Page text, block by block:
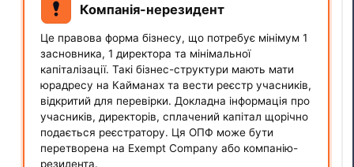
Компанія-нерезидент
Це правова форма бізнесу, що потребує мінімум 1
засновника, 1 директора та мінімальної
капіталізації. Такі бізнес-структури мають мати
юрадресу на Кайманах та вести реєстр учасників,
відкритий для перевірки. Докладна інформація про
учасників, директорів, сплачений капітал щорічно
подається реєстратору. Ця ОПФ може бути
перетворена на Exempt Company або компанію-
резидента.